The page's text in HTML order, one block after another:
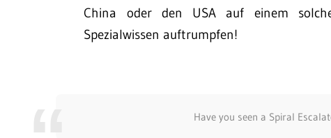
China oder den USA auf einem
Spezialwissen auftrumpfen!
Have you seen a Spiral